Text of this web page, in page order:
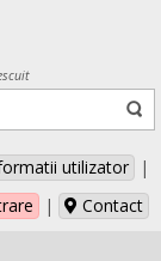
utilizator
|
| Contact